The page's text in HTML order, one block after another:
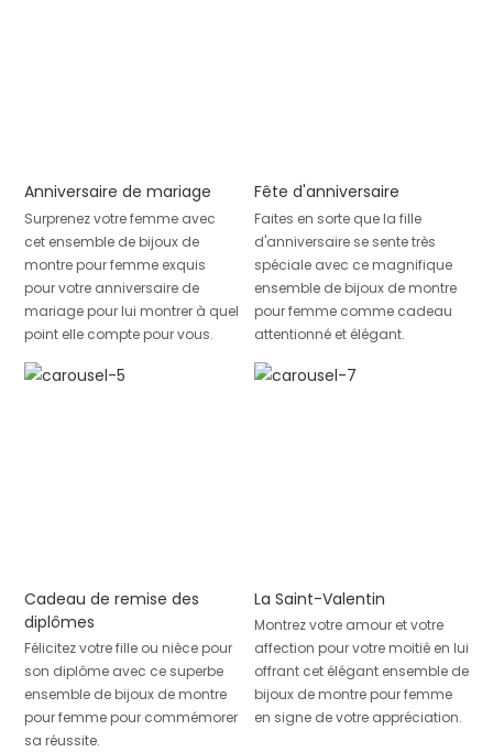
Anniversaire de mariage
Surprenez votre femme avec
cet ensemble de bijoux de
montre pour femme exquis
pour votre anniversaire de
mariage pour lui montrer à quel
point elle compte pour vous.
Fête d'anniversaire
Faites en sorte que la fille
d'anniversaire se sente très
spéciale avec ce magnifique
ensemble de bijoux de montre
pour femme comme cadeau
attentionné et élégant.
Cadeau de remise des
diplômes
Félicitez votre fille ou nièce pour
son diplôme avec ce superbe
ensemble de bijoux de montre
pour femme pour commémorer
sa réussite.
La Saint-Valentin
Montrez votre amour et votre
affection pour votre moitié en lui
offrant cet élégant ensemble de
bijoux de montre pour femme
en signe de votre appréciation.